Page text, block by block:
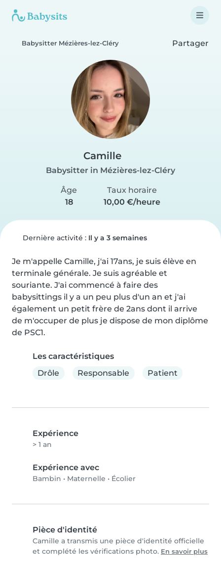
Babysitter Mézières-lez-Cléry Partager
Camille
Babysitter in Mézières-lez-Cléry
Âge
18
Taux horaire
10,00 €/heure
Dernière activité : Il y a 3 semaines
Je m'appelle Camille, j'ai 17ans, je suis élève en
terminale générale. Je suis agréable et
souriante. J'ai commencé à faire des
babysittings il y a un peu plus d'un an et j'ai
également un petit frère de 2ans dont il arrive
de m'occuper de plus je dispose de mon diplôme
de PSC1.
Les caractéristiques
Drôle
Responsable Patient
Expérience
> 1 an
Expérience avec
Bambin • Maternelle • Écolier
Pièce d'identité
Camille a transmis une pièce d'identité officielle
et complété les vérifications photo. En savoir plus